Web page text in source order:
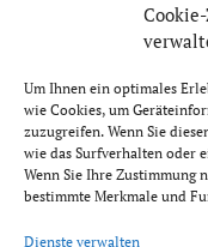
Um Ihnen ein optimales
wie Cookies, um
zuzugreifen. Wenn Sie
wie das Surfverhalten oder
Wenn Sie Ihre Zustimmung
bestimmte Merkmale und
Dienste verwalten
BIBELVERS DES